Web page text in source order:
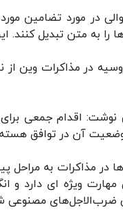
در مورد تضامین
را به متن تبدیل
روسیه در مذاکرات
نوشت: اقدام جمعی
وضعیت آن در توافق
در مذاکرات به
ویژه ای دارد و
ضرب‌الاجل‌های